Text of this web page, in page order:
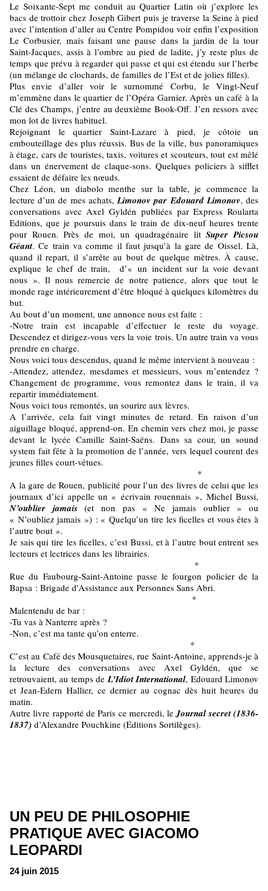
Le Soixante-Sept me conduit au Quartier Latin où j’explore les
bacs de trottoir chez Joseph Gibert puis je traverse la Seine à pied
avec l’intention d’aller au Centre Pompidou voir enfin l’exposition
Le Corbusier, mais faisant une pause dans la jardin de la tour
Saint-Jacques, assis à l’ombre au pied de ladite, j’y reste plus de
temps que prévu à regarder qui passe et qui est étendu sur l’herbe
(un mélange de clochards, de familles de l’Est et de jolies filles).
Plus envie d’aller voir le surnommé Corbu, le Vingt-Neuf
m’emmène dans le quartier de l’Opéra Garnier. Après un café à la
Clé des Champs, j’entre au deuxième Book-Off. J’en ressors avec
mon lot de livres habituel.
Rejoignant le quartier Saint-Lazare à pied, je côtoie un
embouteillage des plus réussis. Bus de la ville, bus panoramiques
à étage, cars de touristes, taxis, voitures et scouteurs, tout est mêlé
dans un énervement de claque-sons. Quelques policiers à sifflet
essaient de défaire les nœuds.
Chez Léon, un diabolo menthe sur la table, je commence la
lecture d’un de mes achats,Limonov par Edouard Limonov, des
conversations avec Axel Gyldén publiées par Express Roularta
Editions, que je poursuis dans le train de dix-neuf heures trente
pour Rouen. Près de moi, un quadragénaire litSuper Picsou
Géant. Ce train va comme il faut jusqu’à la gare de Oissel. Là,
quand il repart, il s’arrête au bout de quelque mètres. À cause,
explique le chef de train, d’« un incident sur la voie devant
nous ». Il nous remercie de notre patience, alors que tout le
monde rage intérieurement d’être bloqué à quelques kilomètres du
but.
Au bout d’un moment, une annonce nous est faite :
-Notre train est incapable d’effectuer le reste du voyage.
Descendez et dirigez-vous vers la voie trois. Un autre train va vous
prendre en charge.
Nous voici tous descendus, quand le même intervient à nouveau :
-Attendez, attendez, mesdames et messieurs, vous m’entendez ?
Changement de programme, vous remontez dans le train, il va
repartir immédiatement.
Nous voici tous remontés, un sourire aux lèvres.
A l’arrivée, cela fait vingt minutes de retard. En raison d’un
aiguillage bloqué, apprend-on. En chemin vers chez moi, je passe
devant le lycée Camille Saint-Saëns. Dans sa cour, un sound
system fait fête à la promotion de l’année, vers lequel courent des
jeunes filles court-vêtues.
*
A la gare de Rouen, publicité pour l’un des livres de celui que les
journaux d’ici appelle un « écrivain rouennais », Michel Bussi,
N’oublier jamais (et non pas « Ne jamais oublier » ou
« N’oubliez jamais ») : « Quelqu’un tire les ficelles et vous êtes à
l’autre bout ».
Je sais qui tire les ficelles, c’est Bussi, et à l’autre bout entrent ses
lecteurs et lectrices dans les librairies.
*
Rue du Faubourg-Saint-Antoine passe le fourgon policier de la
Bapsa : Brigade d'Assistance aux Personnes Sans Abri.
*
Malentendu de bar :
-Tu vas à Nanterre après ?
-Non, c’est ma tante qu’on enterre.
*
C’est au Café des Mousquetaires, rue Saint-Antoine, apprends-je à
la lecture des conversations avec Axel Gyldén, que se
retrouvaient, au temps deL’Idiot International, Edouard Limonov
et Jean-Edern Hallier, ce dernier au cognac dès huit heures du
matin.
Autre livre rapporté de Paris ce mercredi, le Journal secret (1836-
1837) d’Alexandre Pouchkine (Editions Sortilèges).
UN PEU DE PHILOSOPHIE
PRATIQUE AVEC GIACOMO
LEOPARDI
24 juin 2015